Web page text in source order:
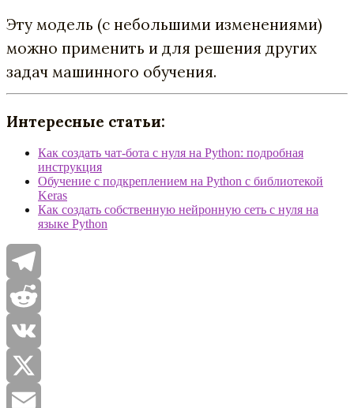
Эту модель (с небольшими изменениями)
можно применить и для решения других
задач машинного обучения.
Интересные статьи:
Как создать чат-бота с нуля на Python: подробная
инструкция
Обучение с подкреплением на Python с библиотекой
Keras
Как создать собственную нейронную сеть с нуля на
языке Python
Telegram
Reddit
VK
X